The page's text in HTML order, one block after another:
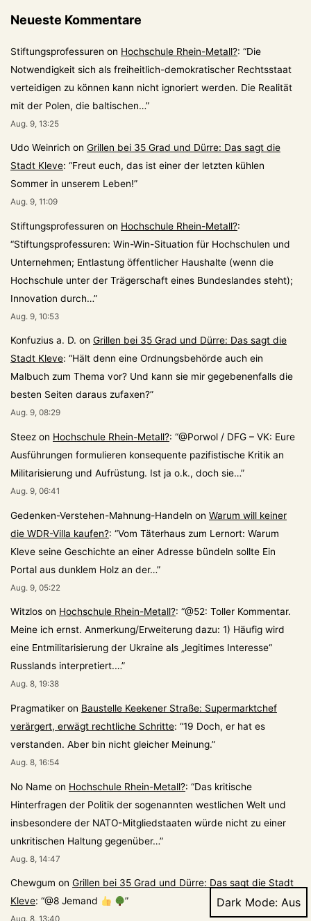
Neueste Kommentare
Stiftungsprofessuren on Hochschule Rhein-Metall?: “Die
Notwendigkeit sich als freiheitlich-demokratischer Rechtsstaat
verteidigen zu können kann nicht ignoriert werden. Die Realität
mit der Polen, die baltischen…”
Aug. 9, 13:25
Udo Weinrich on Grillen bei 35 Grad und Dürre: Das sagt die
Stadt Kleve: “Freut euch, das ist einer der letzten kühlen
Sommer in unserem Leben!”
Aug. 9, 11:09
Stiftungsprofessuren on Hochschule Rhein-Metall?:
“Stiftungsprofessuren: Win-Win-Situation für Hochschulen und
Unternehmen; Entlastung öffentlicher Haushalte (wenn die
Hochschule unter der Trägerschaft eines Bundeslandes steht);
Innovation durch…”
Aug. 9, 10:53
Konfuzius a. D. on Grillen bei 35 Grad und Dürre: Das sagt die
Stadt Kleve: “Hält denn eine Ordnungsbehörde auch ein
Malbuch zum Thema vor? Und kann sie mir gegebenenfalls die
besten Seiten daraus zufaxen?”
Aug. 9, 08:29
Steez on Hochschule Rhein-Metall?: “@Porwol / DFG – VK: Eure
Ausführungen formulieren konsequente pazifistische Kritik an
Militarisierung und Aufrüstung. Ist ja o.k., doch sie…”
Aug. 9, 06:41
Gedenken-Verstehen-Mahnung-Handeln on Warum will keiner
die WDR-Villa kaufen?: “Vom Täterhaus zum Lernort: Warum
Kleve seine Geschichte an einer Adresse bündeln sollte Ein
Portal aus dunklem Holz an der…”
Aug. 9, 05:22
Witzlos on Hochschule Rhein-Metall?: “@52: Toller Kommentar.
Meine ich ernst. Anmerkung/Erweiterung dazu: 1) Häufig wird
eine Entmilitarisierung der Ukraine als „legitimes Interesse“
Russlands interpretiert.…”
Aug. 8, 19:38
Pragmatiker on Baustelle Keekener Straße: Supermarktchef
verärgert, erwägt rechtliche Schritte: “19 Doch, er hat es
verstanden. Aber bin nicht gleicher Meinung.”
Aug. 8, 16:54
No Name on Hochschule Rhein-Metall?: “Das kritische
Hinterfragen der Politik der sogenannten westlichen Welt und
insbesondere der NATO-Mitgliedstaaten würde nicht zu einer
unkritischen Haltung gegenüber…”
Aug. 8, 14:47
Chewgum on Grillen bei 35 Grad und Dürre: Das sagt die Stadt
Kleve: “@8 Jemand ”
Aug. 8, 13:40
Dark Mode: